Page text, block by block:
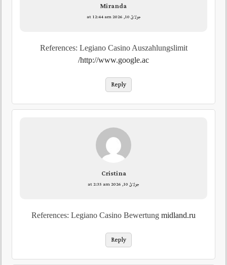
Miranda
جولائ 10, 2026 at 12:44 am
References: Legiano Casino Auszahlungslimit
http://www.google.ac/
Reply
Cristina
جولائ 10, 2026 at 2:35 am
References: Legiano Casino Bewertung midland.ru
Reply